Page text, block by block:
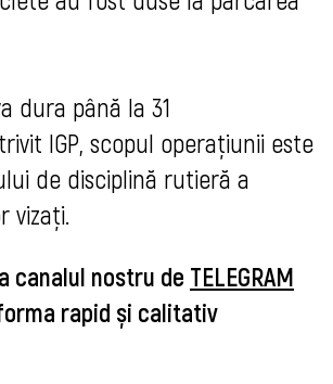
dura până la 31
IGP, scopul operațiunii este
de disciplină rutieră a
vizați.
canalul nostru de TELEGRAM
rapid și calitativ